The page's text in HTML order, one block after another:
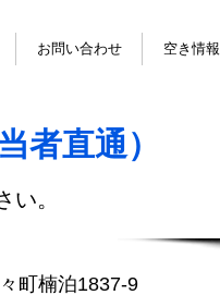
ラッキー☆彡
お問い合わせ 空き情報
者直通）
。
町楠泊1837-9